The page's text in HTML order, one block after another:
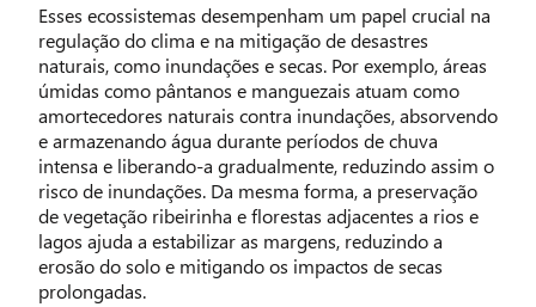
Esses ecossistemas desempenham um papel crucial na
regulação do clima e na mitigação de desastres
naturais, como inundações e secas. Por exemplo, áreas
úmidas como pântanos e manguezais atuam como
amortecedores naturais contra inundações, absorvendo
e armazenando água durante períodos de chuva
intensa e liberando-a gradualmente, reduzindo assim o
risco de inundações. Da mesma forma, a preservação
de vegetação ribeirinha e florestas adjacentes a rios e
lagos ajuda a estabilizar as margens, reduzindo a
erosão do solo e mitigando os impactos de secas
prolongadas.